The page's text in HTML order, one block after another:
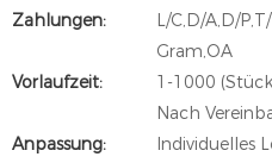
Zahlungen:
L/C,D/A,D/
Gram,OA
Vorlaufzeit:
1-1000
Nach
Anpassung:
Individuelles